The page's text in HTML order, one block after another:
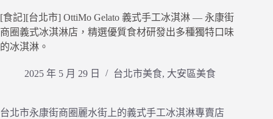
[食記][台北市] OttiMo Gelato 義式手工冰淇淋 — 永康街
商圈義式冰淇淋店，精選優質食材研發出多種獨特口味
的冰淇淋。
2025 年 5 月 29 日 台北市美食, 大安區美食
台北市永康街商圈麗水街上的義式手工冰淇淋專賣店